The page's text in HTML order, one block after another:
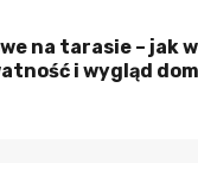
na tarasie – jak
i wygląd